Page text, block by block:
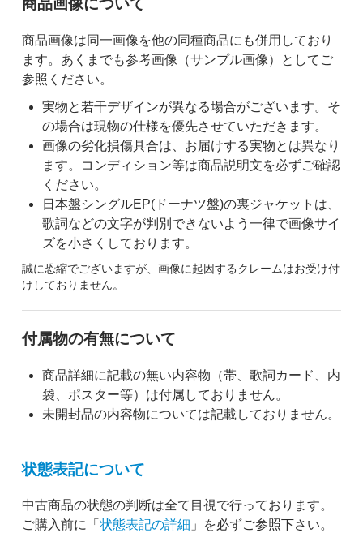
ご購入前の注意事項
商品画像について
商品画像は同一画像を他の同種商品にも併用しており
ます。あくまでも参考画像（サンプル画像）としてご
参照ください。
実物と若干デザインが異なる場合がございます。そ
の場合は現物の仕様を優先させていただきます。
画像の劣化損傷具合は、お届けする実物とは異なり
ます。コンディション等は商品説明文を必ずご確認
ください。
日本盤シングルEP(ドーナツ盤)の裏ジャケットは、
歌詞などの文字が判別できないよう一律で画像サイ
ズを小さくしております。
誠に恐縮でございますが、画像に起因するクレームはお受け付
けしておりません。
付属物の有無について
商品詳細に記載の無い内容物（帯、歌詞カード、内
袋、ポスター等）は付属しておりません。
未開封品の内容物については記載しておりません。
状態表記について
中古商品の状態の判断は全て目視で行っております。
ご購入前に「 状態表記の詳細 」を必ずご参照下さい。